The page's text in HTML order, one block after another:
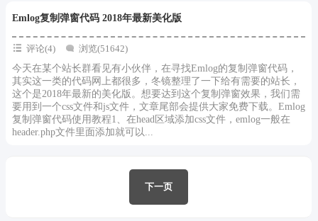
Emlog复制弹窗代码 2018年最新美化版
评论(4)
浏览(51642)
今天在某个站长群看见有小伙伴，在寻找Emlog的复制弹窗代码，
其实这一类的代码网上都很多，冬镜整理了一下给有需要的站长，
这个是2018年最新的美化版。想要达到这个复制弹窗效果，我们需
要用到一个css文件和js文件，文章尾部会提供大家免费下载。Emlog
复制弹窗代码使用教程1、在head区域添加css文件，emlog一般在
header.php文件里面添加就可以...
下一页